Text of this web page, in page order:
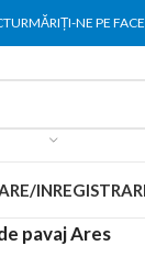
URMĂRIȚI-NE PE
pavaj Ares